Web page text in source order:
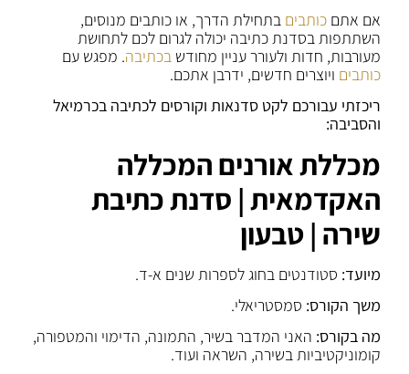
אם אתםכותבים בתחילת הדרך, או כותבים מנוסים,
השתתפות בסדנת כתיבה יכולה לגרום לכם לתחושת
מעורבות, חדות ולעורר עניין מחודשבכתיבה. מפגש עם
כותבים ויוצרים חדשים, ידרבן אתכם.
ריכזתי עבורכם לקט סדנאות וקורסים לכתיבה בכרמיאל
והסביבה:
מכללת אורנים המכללה
האקדמאית | סדנת כתיבת
שירה | טבעון
מיועד: סטודנטים בחוג לספרות שנים א-ד.
משך הקורס: סמסטריאלי.
מה בקורס: האני המדבר בשיר, התמונה, הדימוי והמטפורה,
קומוניקטיביות בשירה, השראה ועוד.